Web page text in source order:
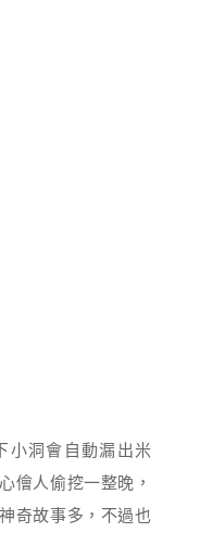
小洞會自動漏出米
儈人偷挖一整晚，
奇故事多，不過也